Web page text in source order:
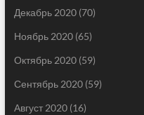
Декабрь 2020(70)
Ноябрь 2020(65)
Октябрь 2020(59)
Сентябрь 2020(59)
Август 2020(16)